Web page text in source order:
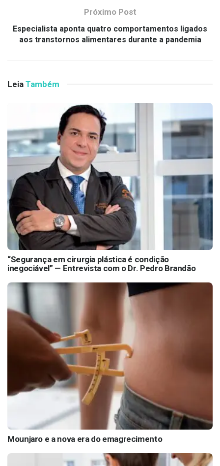
Próximo Post
Especialista aponta quatro comportamentos ligados
aos transtornos alimentares durante a pandemia
Leia Também
“Segurança em cirurgia plástica é condição
inegociável” — Entrevista com o Dr. Pedro Brandão
Mounjaro e a nova era do emagrecimento